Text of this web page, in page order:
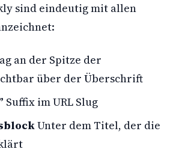
sind eindeutig mit allen
an der Spitze der
über der Überschrift
Suffix im URL Slug
Unter dem Titel, der die